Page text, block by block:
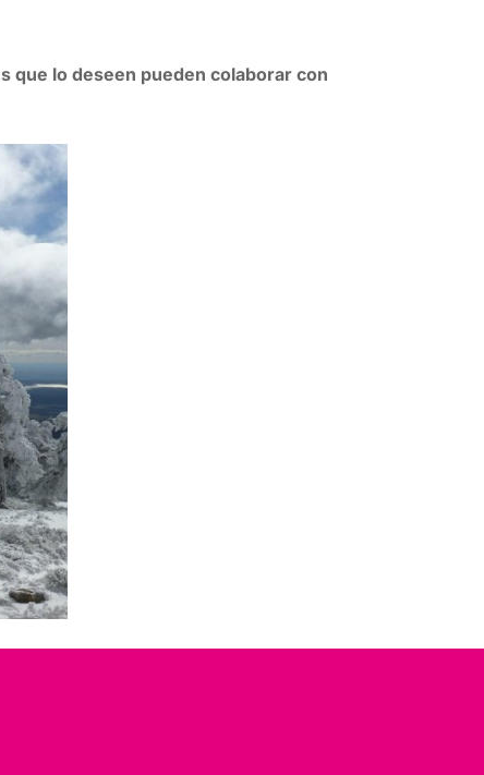
que lo deseen pueden colaborar con